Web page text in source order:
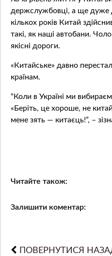
держслужбовці, а ще дуже
кількох років Китай
такі, як наші автобани.
якісні дороги.
«Китайське» давно
країнам.
“Коли в Україні ми
«Беріть, це хороше, не
мене зять — китаєць!”, –
Читайте також:
Залишити коментар:
ПОВЕРНУТИСЯ